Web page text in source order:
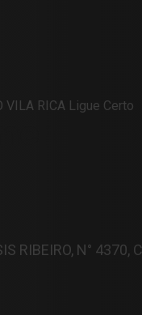
RIBEIRO, N° 4370,